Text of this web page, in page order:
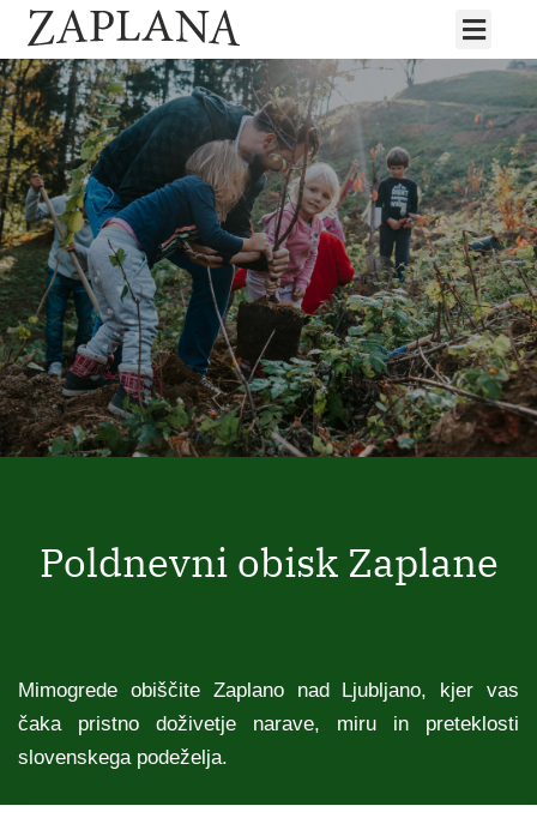
Poldnevni obisk Zaplane
Mimogrede obiščite Zaplano nad Ljubljano, kjer vas
čaka pristno doživetje narave, miru in preteklosti
slovenskega podeželja.